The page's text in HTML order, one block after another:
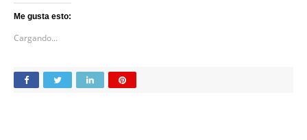
Me gusta esto:
Cargando...